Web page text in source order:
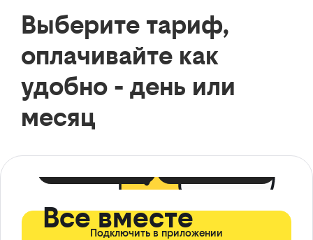
Выберите тариф,
оплачивайте как
удобно - день или
месяц
Все вместе
Подключить в приложении